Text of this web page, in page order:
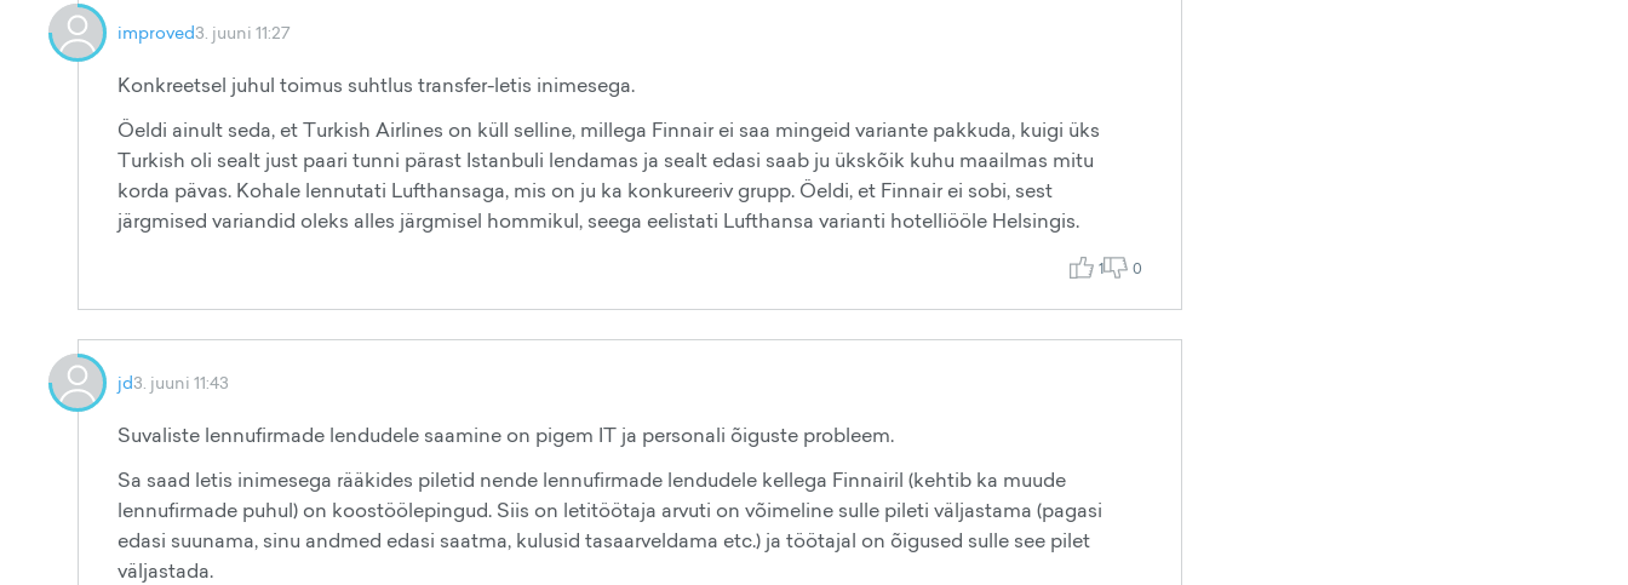
improved3. juuni 11:27
Konkreetsel juhul toimus suhtlus transfer-letis inimesega.
Öeldi ainult seda, et Turkish Airlines on küll selline, millega Finnair ei saa mingeid variante pakkuda, kuigi üks
Turkish oli sealt just paari tunni pärast Istanbuli lendamas ja sealt edasi saab ju ükskõik kuhu maailmas mitu
korda pävas. Kohale lennutati Lufthansaga, mis on ju ka konkureeriv grupp. Öeldi, et Finnair ei sobi, sest
järgmised variandid oleks alles järgmisel hommikul, seega eelistati Lufthansa varianti hotelliööle Helsingis.
1 0
jd3. juuni 11:43
Suvaliste lennufirmade lendudele saamine on pigem IT ja personali õiguste probleem.
Sa saad letis inimesega rääkides piletid nende lennufirmade lendudele kellega Finnairil (kehtib ka muude
lennufirmade puhul) on koostöölepingud. Siis on letitöötaja arvuti on võimeline sulle pileti väljastama (pagasi
edasi suunama, sinu andmed edasi saatma, kulusid tasaarveldama etc.) ja töötajal on õigused sulle see pilet
väljastada.